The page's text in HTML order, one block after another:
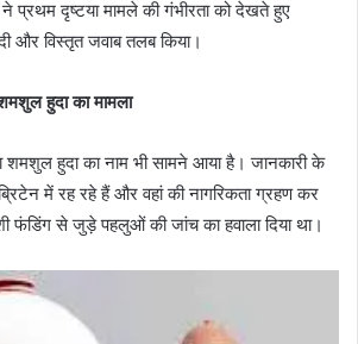
प्रथम दृष्टया मामले की गंभीरता को देखते हुए
और विस्तृत जवाब तलब किया।
हुदा का मामला
शमशुल हुदा का नाम भी सामने आया है। जानकारी के
में रह रहे हैं और वहां की नागरिकता ग्रहण कर
फंडिंग से जुड़े पहलुओं की जांच का हवाला दिया था।